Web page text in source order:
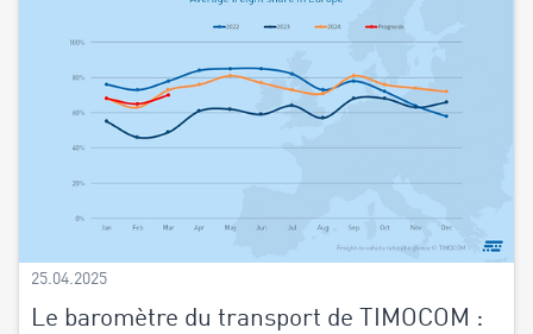
25.04.2025
Le baromètre du transport de TIMOCOM :